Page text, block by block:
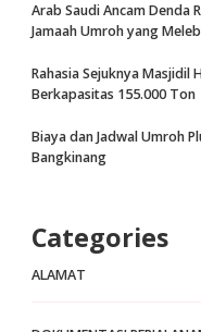
Arab Saudi Ancam Denda
Jamaah Umroh yang
Rahasia Sejuknya Masjidil
Berkapasitas 155.000 Ton
Biaya dan Jadwal Umroh
Bangkinang
Categories
ALAMAT